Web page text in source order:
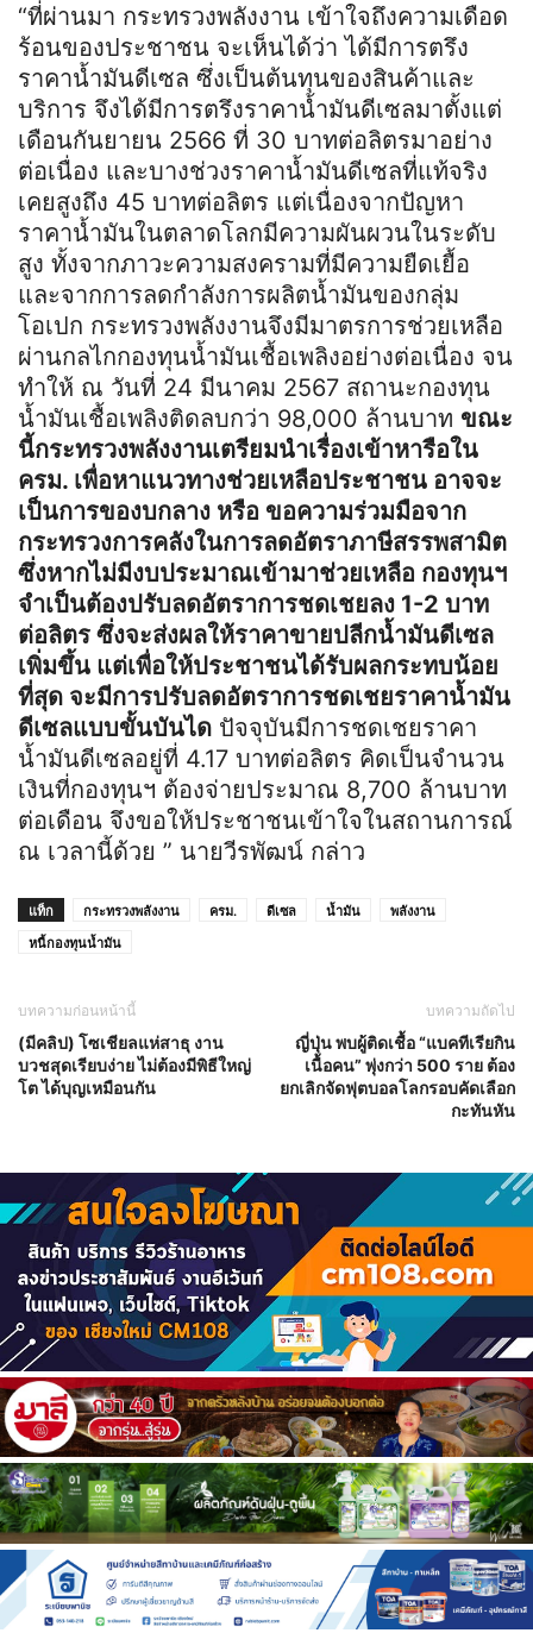
“ที่ผ่านมา กระทรวงพลังงาน เข้าใจถึงความเดือด
ร้อนของประชาชน จะเห็นได้ว่า ได้มีการตรึง
ราคาน้ำมันดีเซล ซึ่งเป็นต้นทุนของสินค้าและ
บริการ จึงได้มีการตรึงราคาน้ำมันดีเซลมาตั้งแต่
เดือนกันยายน 2566 ที่ 30 บาทต่อลิตรมาอย่าง
ต่อเนื่อง และบางช่วงราคาน้ำมันดีเซลที่แท้จริง
เคยสูงถึง 45 บาทต่อลิตร แต่เนื่องจากปัญหา
ราคาน้ำมันในตลาดโลกมีความผันผวนในระดับ
สูง ทั้งจากภาวะความสงครามที่มีความยืดเยื้อ
และจากการลดกำลังการผลิตน้ำมันของกลุ่ม
โอเปก กระทรวงพลังงานจึงมีมาตรการช่วยเหลือ
ผ่านกลไกกองทุนน้ำมันเชื้อเพลิงอย่างต่อเนื่อง จน
ทำให้ ณ วันที่ 24 มีนาคม 2567 สถานะกองทุน
น้ำมันเชื้อเพลิงติดลบกว่า 98,000 ล้านบาท ขณะ
นี้กระทรวงพลังงานเตรียมนำเรื่องเข้าหารือใน
ครม. เพื่อหาแนวทางช่วยเหลือประชาชน อาจจะ
เป็นการของบกลาง หรือ ขอความร่วมมือจาก
กระทรวงการคลังในการลดอัตราภาษีสรรพสามิต
ซึ่งหากไม่มีงบประมาณเข้ามาช่วยเหลือ กองทุนฯ
จำเป็นต้องปรับลดอัตราการชดเชยลง 1-2 บาท
ต่อลิตร ซึ่งจะส่งผลให้ราคาขายปลีกน้ำมันดีเซล
เพิ่มขึ้น แต่เพื่อให้ประชาชนได้รับผลกระทบน้อย
ที่สุด จะมีการปรับลดอัตราการชดเชยราคาน้ำมัน
ดีเซลแบบขั้นบันได ปัจจุบันมีการชดเชยราคา
น้ำมันดีเซลอยู่ที่ 4.17 บาทต่อลิตร คิดเป็นจำนวน
เงินที่กองทุนฯ ต้องจ่ายประมาณ 8,700 ล้านบาท
ต่อเดือน จึงขอให้ประชาชนเข้าใจในสถานการณ์
ณ เวลานี้ด้วย ” นายวีรพัฒน์ กล่าว
แท็ก กระทรวงพลังงาน ครม. ดีเซล น้ำมัน
พลังงาน
หนี้กองทุนน้ำมัน
บทความก่อนหน้านี้
(มีคลิป) โซเชียลแห่สาธุ งาน
บวชสุดเรียบง่าย ไม่ต้องมีพิธีใหญ่
โต ได้บุญเหมือนกัน
บทความถัดไป
ญี่ปุ่น พบผู้ติดเชื้อ “แบคทีเรียกิน
เนื้อคน” พุ่งกว่า 500 ราย ต้อง
ยกเลิกจัดฟุตบอลโลกรอบคัดเลือก
กะทันหัน